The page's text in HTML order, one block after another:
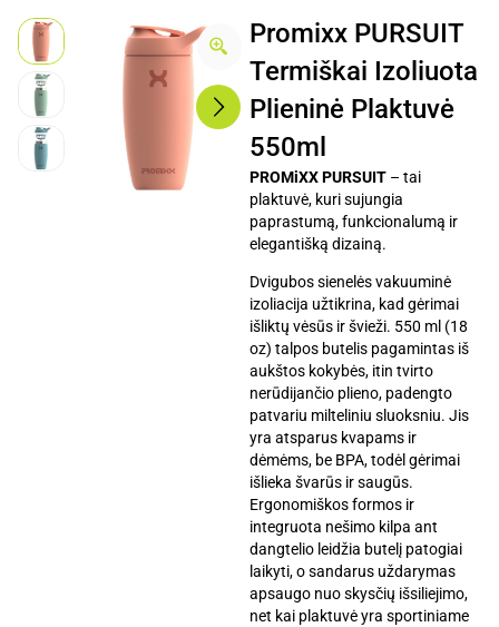
Promixx PURSUIT
Termiškai Izoliuota
Plieninė Plaktuvė
550ml
PROMiXX PURSUIT – tai
plaktuvė, kuri sujungia
paprastumą, funkcionalumą ir
elegantišką dizainą.
Dvigubos sienelės vakuuminė
izoliacija užtikrina, kad gėrimai
išliktų vėsūs ir švieži. 550 ml (18
oz) talpos butelis pagamintas iš
aukštos kokybės, itin tvirto
nerūdijančio plieno, padengto
patvariu milteliniu sluoksniu. Jis
yra atsparus kvapams ir
dėmėms, be BPA, todėl gėrimai
išlieka švarūs ir saugūs.
Ergonomiškos formos ir
integruota nešimo kilpa ant
dangtelio leidžia butelį patogiai
laikyti, o sandarus uždarymas
apsaugo nuo skysčių išsiliejimo,
net kai plaktuvė yra sportiniame